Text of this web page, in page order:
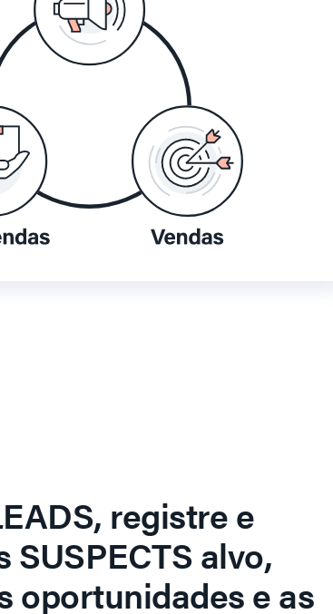
registre e
SUSPECTS alvo,
oportunidades e as